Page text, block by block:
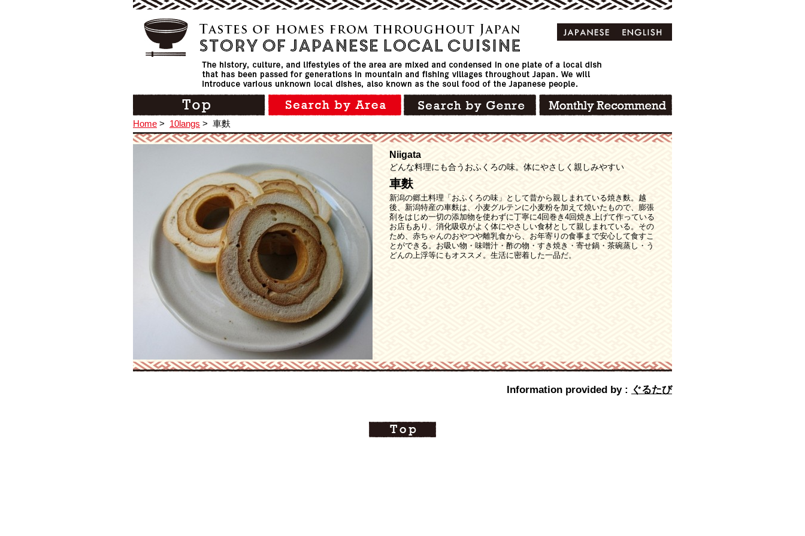
Home > 10langs > 車麩
Niigata
どんな料理にも合うおふくろの味。体にやさしく親しみやすい
車麩
新潟の郷土料理「おふくろの味」として昔から親しまれている焼き麩。越
後、新潟特産の車麩は、小麦グルテンに小麦粉を加えて焼いたもので、膨張
剤をはじめ一切の添加物を使わずに丁寧に4回巻き4回焼き上げて作っている
お店もあり、消化吸収がよく体にやさしい食材として親しまれている。その
ため、赤ちゃんのおやつや離乳食から、お年寄りの食事まで安心して食すこ
とができる。お吸い物・味噌汁・酢の物・すき焼き・寄せ鍋・茶碗蒸し・う
どんの上浮等にもオススメ。生活に密着した一品だ。
Information provided by : ぐるたび